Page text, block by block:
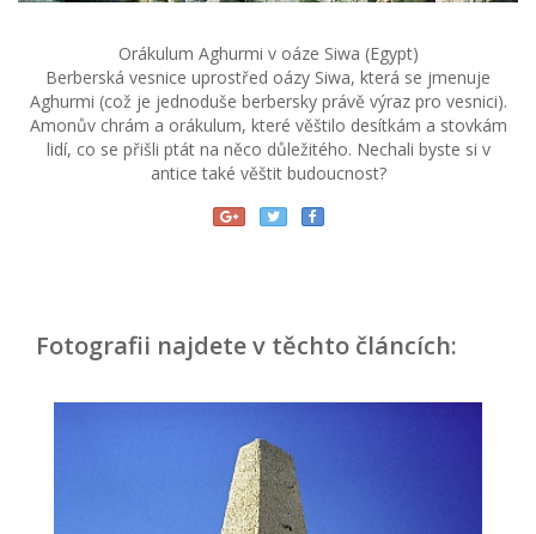
Orákulum Aghurmi v oáze Siwa (Egypt)
Berberská vesnice uprostřed oázy Siwa, která se jmenuje
Aghurmi (což je jednoduše berbersky právě výraz pro vesnici).
Amonův chrám a orákulum, které věštilo desítkám a stovkám
lidí, co se přišli ptát na něco důležitého. Nechali byste si v
antice také věštit budoucnost?
Fotografii najdete v těchto článcích: